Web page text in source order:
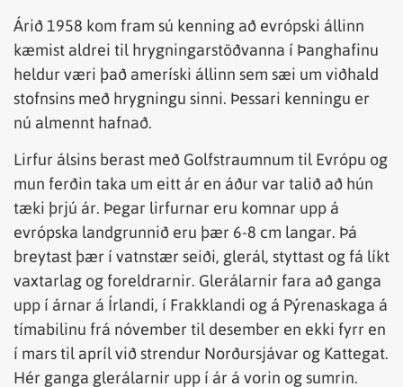
Árið 1958 kom fram sú kenning að evrópski állinn
kæmist aldrei til hrygningarstöðvanna í Þanghafinu
heldur væri það ameríski állinn sem sæi um viðhald
stofnsins með hrygningu sinni. Þessari kenningu er
nú almennt hafnað.
Lirfur álsins berast með Golfstraumnum til Evrópu og
mun ferðin taka um eitt ár en áður var talið að hún
tæki þrjú ár. Þegar lirfurnar eru komnar upp á
evrópska landgrunnið eru þær 6-8 cm langar. Þá
breytast þær í vatnstær seiði, glerál, styttast og fá líkt
vaxtarlag og foreldrarnir. Glerálarnir fara að ganga
upp í árnar á Írlandi, í Frakklandi og á Pýrenaskaga á
tímabilinu frá nóvember til desember en ekki fyrr en
í mars til apríl við strendur Norðursjávar og Kattegat.
Hér ganga glerálarnir upp í ár á vorin og sumrin.